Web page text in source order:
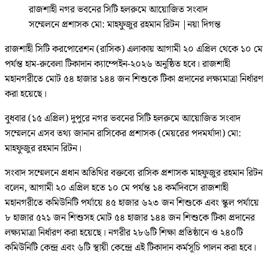
রাজশাহী নগর ভবনের সিটি হলরুমে আয়োজিত সংবাদ
সম্মেলনে প্রশাসক মো: মাহফুজুর রহমান রিটন |নয়া দিগন্ত
রাজশাহী সিটি করপোরেশন (রাসিক) এলাকায় আগামী ২০ এপ্রিল থেকে ১০ মে
পর্যন্ত হাম-রুবেলা টিকাদান ক্যাম্পেইন-২০২৬ অনুষ্ঠিত হবে। রাজশাহী
মহানগরীতে মোট ৫৪ হাজার ১৪৪ জন শিশুকে টিকা প্রদানের লক্ষ্যমাত্রা নির্ধারণ
করা হয়েছে।
বুধবার (১৫ এপ্রিল) দুপুরে নগর ভবনের সিটি হলরুমে আয়োজিত সংবাদ
সম্মেলনে এসব তথ্য জানান রাসিকের প্রশাসক (মেয়রের পদমর্যাদা) মো:
মাহফুজুর রহমান রিটন।
সংবাদ সম্মেলনে প্রধান অতিথির বক্তব্যে রাসিক প্রশাসক মাহফুজুর রহমান রিটন
বলেন, আগামী ২০ এপ্রিল হতে ১০ মে পর্যন্ত ১৪ কর্মদিবসে রাজশাহী
মহানগরীতে কমিউনিটি পর্যায়ে ৪৫ হাজার ৬২৩ জন শিশুকে এবং স্কুল পর্যায়ে
৮ হাজার ৫২১ জন শিশুসহ মোট ৫৪ হাজার ১৪৪ জন শিশুকে টিকা প্রদানের
লক্ষ্যমাত্রা নির্ধারণ করা হয়েছে। নগরীর ২৮৬টি শিক্ষা প্রতিষ্ঠানে ও ২৪০টি
কমিউনিটি কেন্দ্র এবং ৬টি স্থায়ী কেন্দ্রে এই টিকাদান কর্মসূচি পালন করা হবে।